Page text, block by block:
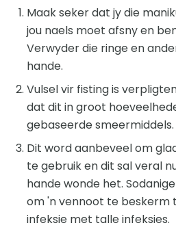
Maak seker dat jy die
jou naels moet afsny en
Verwyder die ringe en
hande.
Vulsel vir fisting is
dat dit in groot
gebaseerde smeermiddels.
Dit word aanbeveel om
te gebruik en dit sal veral
hande wonde het.
om 'n vennoot te beskerm
infeksie met talle infeksies.